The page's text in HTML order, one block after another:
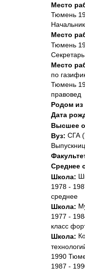
Место
Тюмень
Место
Тюмень
Место
по
Тюмень
правовед
Родом из
Дата
Высшее
Вуз: СГА
Среднее
Школа:
1978 -
среднее
Школа:
1977 -
класс
Школа:
1990
1987 -